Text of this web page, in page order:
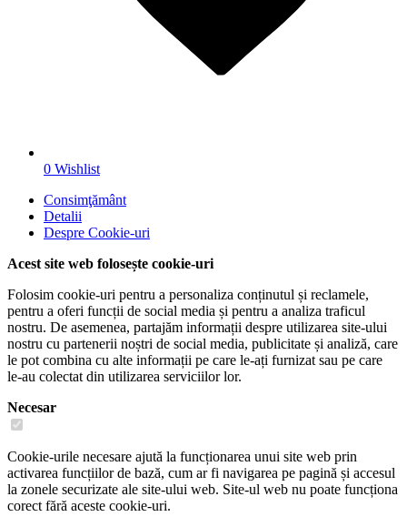
0 Wishlist
Consimţământ
Detalii
Despre Cookie-uri
Acest site web folosește cookie-uri
Folosim cookie-uri pentru a personaliza conținutul și reclamele,
pentru a oferi funcții de social media și pentru a analiza traficul
nostru. De asemenea, partajăm informații despre utilizarea site-ului
nostru cu partenerii noștri de social media, publicitate și analiză, care
le pot combina cu alte informații pe care le-ați furnizat sau pe care
le-au colectat din utilizarea serviciilor lor.
Necesar
Cookie-urile necesare ajută la funcționarea unui site web prin
activarea funcțiilor de bază, cum ar fi navigarea pe pagină și accesul
la zonele securizate ale site-ului web. Site-ul web nu poate funcționa
corect fără aceste cookie-uri.